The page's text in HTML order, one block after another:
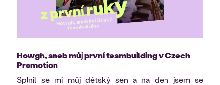
Howgh, aneb můj první teambuilding v Czech
Promotion
Splnil se mi můj dětský sen a na den jsem se